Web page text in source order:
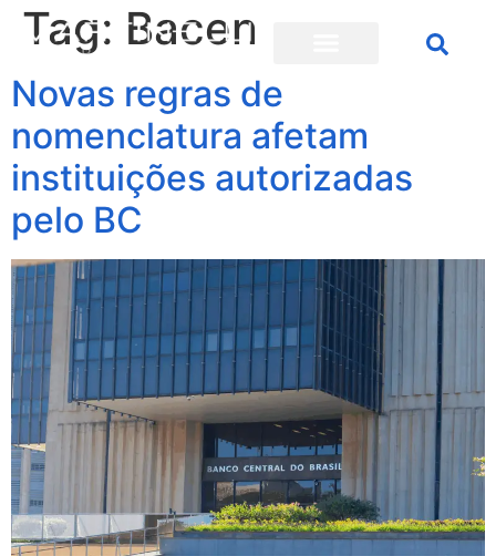
Tag: Bacen
Novas regras de
nomenclatura afetam
instituições autorizadas
pelo BC